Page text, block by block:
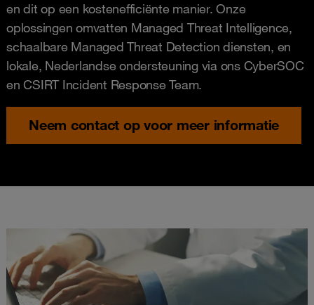
en dit op een kostenefficiënte manier. Onze
oplossingen omvatten Managed Threat Intelligence,
schaalbare Managed Threat Detection diensten, en
lokale, Nederlandse ondersteuning via ons CyberSOC
en CSIRT Incident Response Team.
Neem contact op voor meer informatie